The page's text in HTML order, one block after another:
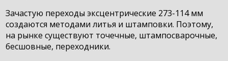
Зачастую переходы эксцентрические 273-114 мм
создаются методами литья и штамповки. Поэтому,
на рынке существуют точечные, штампосварочные,
бесшовные, переходники.